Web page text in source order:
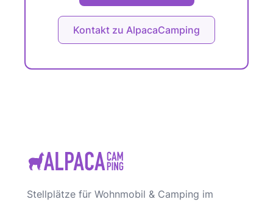
Kontakt zu AlpacaCamping
Stellplätze für Wohnmobil & Camping im